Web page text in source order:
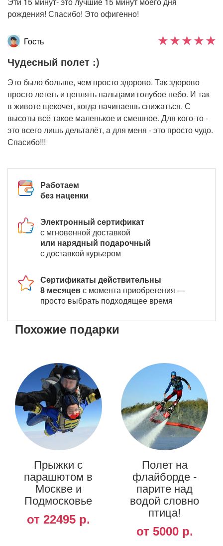
рождения! Спасибо! Это офигенно!
Гость
Чудесный полет :)
Это было больше, чем просто здорово. Так здорово
просто лететь и цеплять пальцами голубое небо. И так
в животе щекочет, когда начинаешь снижаться. С
высоты всё такое маленькое и смешное. Для кого-то -
это всего лишь дельталёт, а для меня - это просто чудо.
Спасибо!!!
Работаем
без наценки
Электронный сертификат
с мгновенной доставкой
или нарядный подарочный
с доставкой курьером
Сертификаты действительны
8 месяцевс момента приобретения —
просто выбрать подходящее время
Похожие подарки
Прыжки с
парашютом в
Москве и
Подмосковье
от 22495 р.
Полет на
флайборде -
парите над
водой словно
птица!
от 5000 р.